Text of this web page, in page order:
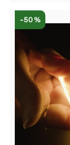
-50 %